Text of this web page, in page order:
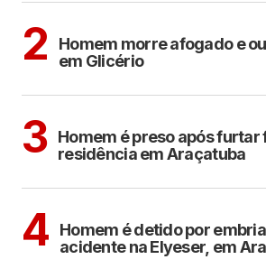
2
Homem morre afogado e
em Glicério
3 Homem é preso após furtar
residência em Araçatuba
4
Homem é detido por
acidente na Elyeser, em